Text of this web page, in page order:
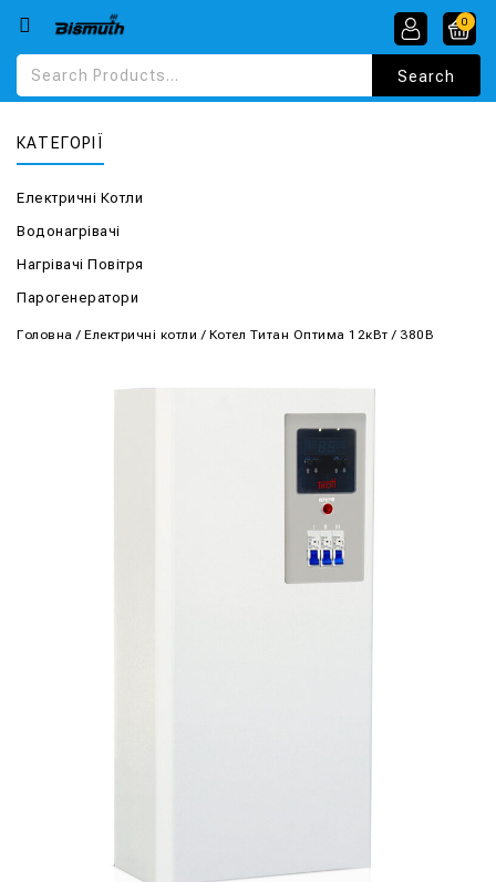
0
КАТЕГОРІЇ
Електричні Котли
Водонагрівачі
Нагрівачі Повітря
Парогенератори
Головна / Електричні котли / Котел Титан Оптима 12кВт / 380В